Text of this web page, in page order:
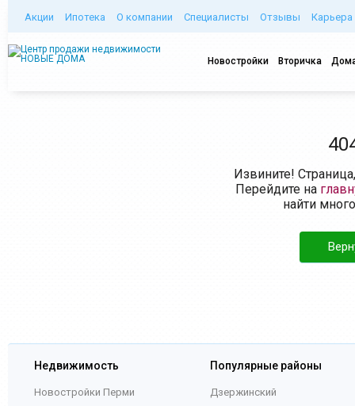
Акции Ипотека О компании Специалисты Отзывы Карьера
Новостройки Вторичка
Извините!
Перейдите на
найти
Недвижимость
Новостройки Перми
Популярные районы
Дзержинский